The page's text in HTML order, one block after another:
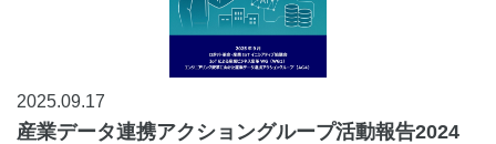
2025.09.17
産業データ連携アクショングループ活動報告2024